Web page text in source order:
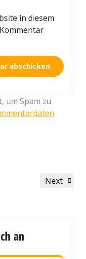
in diesem
um Spam zu
Next
Next
an